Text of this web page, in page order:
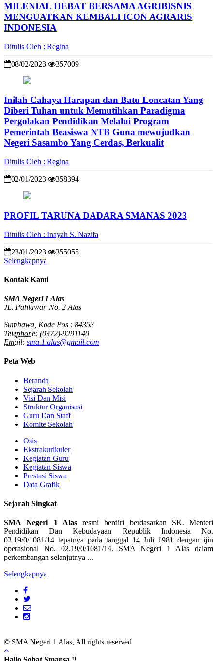
MILENIAL HEBAT BERSAMA AGRIBISNIS
MENGUATKAN KEMBALI ICON AGRARIS
INDONESIA
Ditulis Oleh : Regina
08/02/2023 357009
Inilah Cahaya Harapan dan Batu Loncatan Yang
Diberi Tuhan untuk Memutihkan Paradigma
Pergolakan Pendidikan Melalui Program
Pemerintah Beasiswa NTB Guna mewujudkan
Negeri Sasambo Yang Cerdas, Berkualit
Ditulis Oleh : Regina
02/01/2023 358394
PROFIL TARUNA DADARA SMANAS 2023
Ditulis Oleh : Inayah S. Nazifa
23/01/2023
355055
Selengkapnya
Kontak Kami
SMA Negeri 1 Alas
JL. Pahlawan No. 2 Alas
Sumbawa, Kode Pos : 84353
Telephone: (0372)-9291140
Email: sma.1.alas@gmail.com
Peta Web
Beranda
Sejarah Sekolah
Visi Dan Misi
Struktur Organisasi
Guru Dan Staff
Komite Sekolah
Osis
Ekstrakurikuler
Kegiatan Guru
Kegiatan Siswa
Prestasi Siswa
Data Grafik
Sejarah Singkat
SMA Negeri 1 Alasresmi berdiri berdasarkan SK. Menteri
Pendidikan Dan Kebudayaan Republik Indonesia No.
02.19/0/1081/14 tepatnya pada tanggal 14 Juli 1981 dengan ijin
operasional No. 02.19/0/1081/14. SMA Negeri 1 Alas dalam
perkembangan selanjutnya ...
Selengkapnya
© SMA Negeri 1 Alas, All rights reserved
Hallo Sobat Smansa !!